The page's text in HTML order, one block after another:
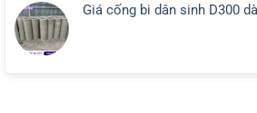
Giá cống bi dân sinh D300